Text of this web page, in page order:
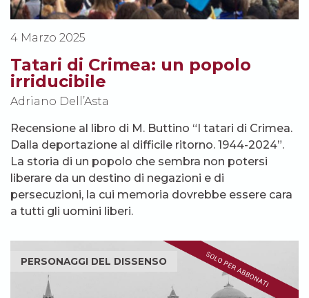
4 Marzo 2025
Tatari di Crimea: un popolo
irriducibile
Adriano Dell’Asta
Recensione al libro di M. Buttino “I tatari di Crimea.
Dalla deportazione al difficile ritorno. 1944-2024”.
La storia di un popolo che sembra non potersi
liberare da un destino di negazioni e di
persecuzioni, la cui memoria dovrebbe essere cara
a tutti gli uomini liberi.
PERSONAGGI DEL DISSENSO